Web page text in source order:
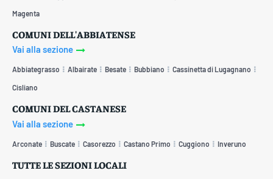
Magenta
COMUNI DELL'ABBIATENSE
Vai alla sezione
Abbiategrasso Albairate Besate Bubbiano Cassinetta di Lugagnano
Cisliano
COMUNI DEL CASTANESE
Vai alla sezione
Arconate Buscate Casorezzo Castano Primo Cuggiono Inveruno
TUTTE LE SEZIONI LOCALI